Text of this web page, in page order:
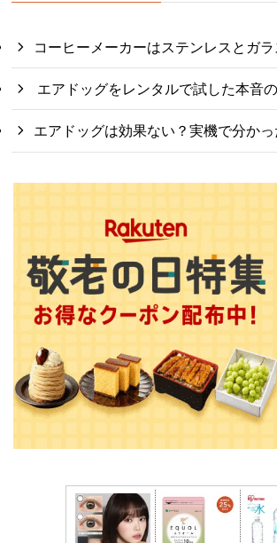
コーヒーメーカーはステンレスとガラ
エアドッグをレンタルで試した本音の
エアドッグは効果ない？実機で分か